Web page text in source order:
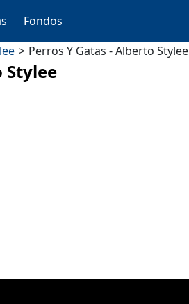
Fondos
Perros Y Gatas - Alberto Stylee
Stylee